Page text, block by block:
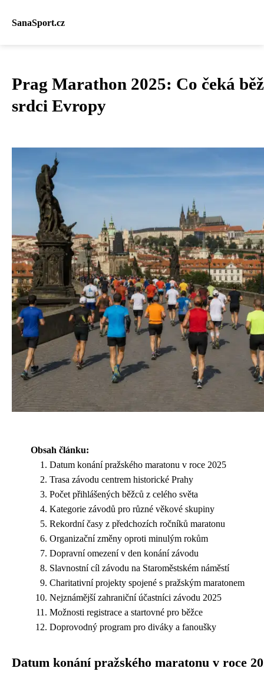
SanaSport.cz
Prag Marathon 2025: Co čeká
srdci Evropy
Obsah článku:
Datum konání pražského maratonu v roce 2025
Trasa závodu centrem historické Prahy
Počet přihlášených běžců z celého světa
Kategorie závodů pro různé věkové skupiny
Rekordní časy z předchozích ročníků maratonu
Organizační změny oproti minulým rokům
Dopravní omezení v den konání závodu
Slavnostní cíl závodu na Staroměstském náměstí
Charitativní projekty spojené s pražským maratonem
Nejznámější zahraniční účastníci závodu 2025
Možnosti registrace a startovné pro běžce
Doprovodný program pro diváky a fanoušky
Datum konání pražského maratonu v roce